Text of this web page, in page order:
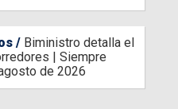
Biministro detalla el
| Siempre
de 2026